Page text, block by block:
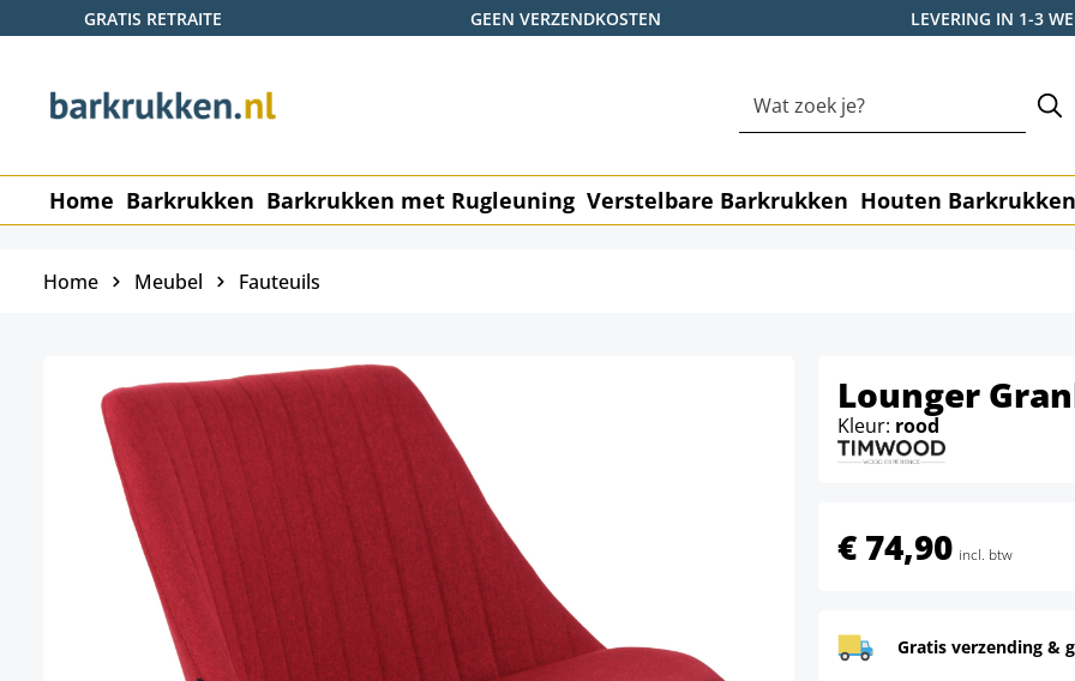
de hoofdinhoud
Ga naar de zoekopdracht
Ga naar de hoofdnavigatie
GRATIS RETRAITE GEEN VERZENDKOSTEN LEVERING IN 1-3
Home Barkrukken Barkrukken met Rugleuning Verstelbare Barkrukken Houten Barkrukken
Home Meubel Fauteuils
Lounger
Kleur: rood
€ 74,90 incl. btw
Gratis verzending &